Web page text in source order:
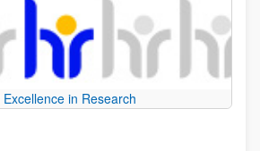
Excellence in Research